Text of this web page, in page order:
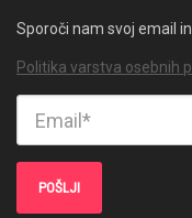
Sporoči nam svoj email
Politika varstva osebnih